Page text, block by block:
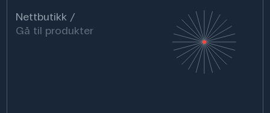
Nettbutikk
Gå til produkter